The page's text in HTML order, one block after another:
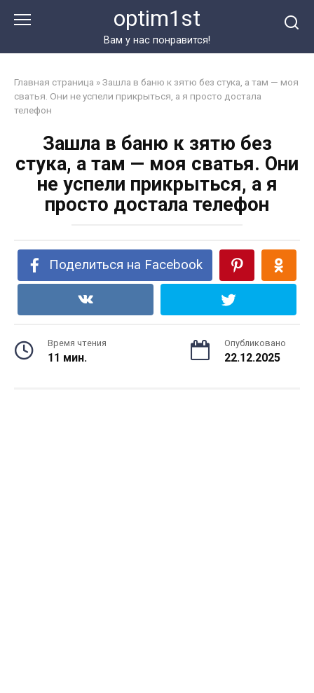
optim1st
Вам у нас понравится!
Главная страница »Зашла в баню к зятю без стука, а там — моя
сватья. Они не успели прикрыться, а я просто достала
телефон
Зашла в баню к зятю без
стука, а там — моя сватья. Они
не успели прикрыться, а я
просто достала телефон
Поделиться на Facebook
Время чтения
11 мин.
Опубликовано
22.12.2025